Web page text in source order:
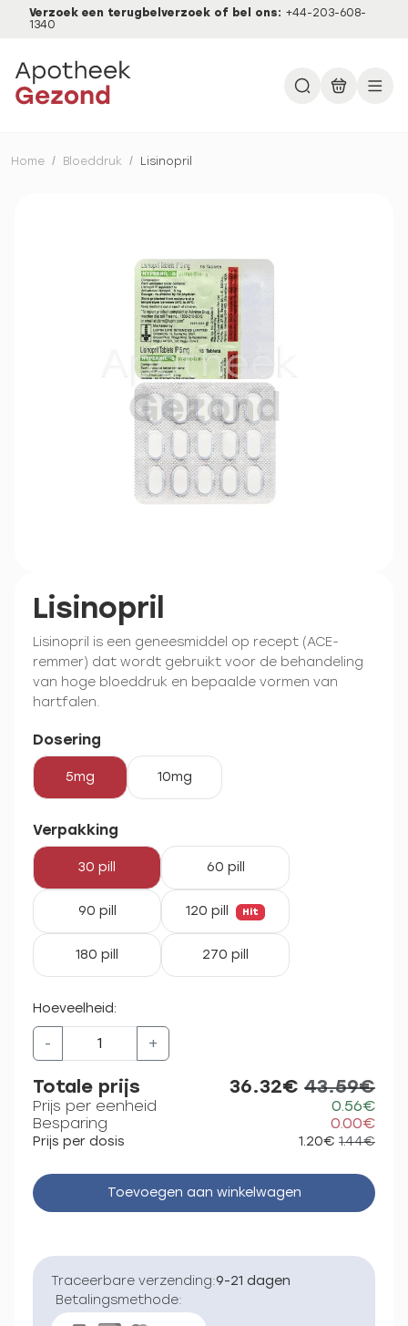
Verzoek een terugbelverzoek of bel ons: +44-203-608-
1340
Home / Bloeddruk / Lisinopril
Lisinopril
Lisinopril is een geneesmiddel op recept (ACE-
remmer) dat wordt gebruikt voor de behandeling
van hoge bloeddruk en bepaalde vormen van
hartfalen.
Dosering
5mg 10mg
Verpakking
30 pill 60 pill
90 pill 120 pill Hit
180 pill 270 pill
Hoeveelheid:
- +
Totale prijs 36.32€ 43.59€
Prijs per eenheid
0.56€
Besparing
0.00€
Prijs per dosis 1.20€ 1.44€
Toevoegen aan winkelwagen
Traceerbare verzending:9-21 dagen
Betalingsmethode: